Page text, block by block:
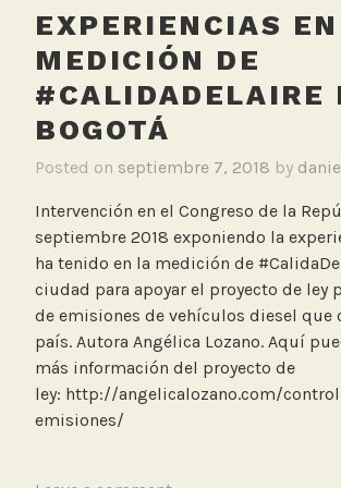
c
o
l
,
R
e
d
r
o
O
f
i
c
a
l
EXPERIENCIAS
MEDICIÓN DE
#CALIDADELAIRE
BOGOTÁ
Posted on septiembre 7, 2018 by
Intervención en el Congreso de la
septiembre 2018 exponiendo la
ha tenido en la medición de
ciudad para apoyar el proyecto de ley
de emisiones de vehículos diesel que
país. Autora Angélica Lozano. Aquí
más información del proyecto de
ley: http://angelicalozano.com/
emisiones/